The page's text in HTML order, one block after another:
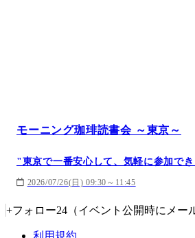
モーニング珈琲読書会 ～東京～
"東京で一番安心して、気軽に参加で
2026/07/26(日) 09:30～11:45
+フォロー24 （イベント公開時にメー